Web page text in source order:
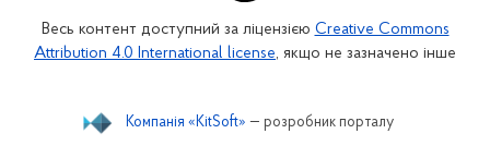
Весь контент доступний за ліцензією Creative Commons
Attribution 4.0 International license, якщо не зазначено інше
Компанія «KitSoft» — розробник порталу